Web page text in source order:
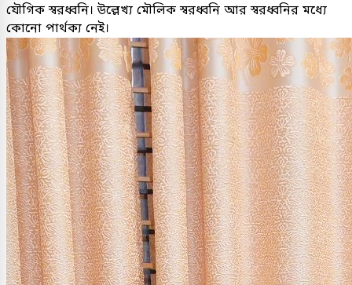
যৌগিক স্বরধ্বনি। উল্লেখ্য মৌলিক স্বরধ্বনি আর স্বরধ্বনির মধ্যে
কোনো পার্থক্য নেই।